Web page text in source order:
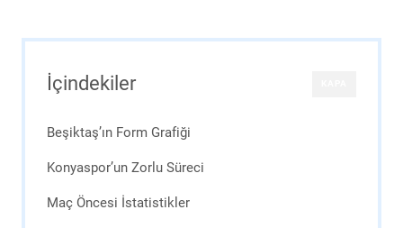
İçindekiler
Beşiktaş’ın Form Grafiği
Konyaspor’un Zorlu Süreci
Maç Öncesi İstatistikler